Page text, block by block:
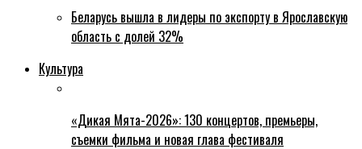
Беларусь вышла в лидеры по экспорту в Ярославскую
область с долей 32%
Культура
«Дикая Мята-2026»: 130 концертов, премьеры,
съемки фильма и новая глава фестиваля